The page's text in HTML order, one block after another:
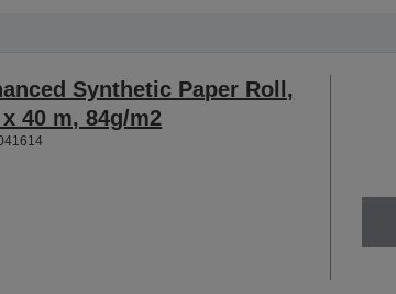
Synthetic Paper Roll,
40 m, 84g/m2